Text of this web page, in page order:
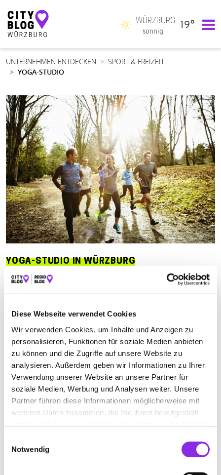
Diese Webseite verwendet Cookies
Wir verwenden Cookies, um Inhalte und Anzeigen zu
personalisieren, Funktionen für soziale Medien anbieten
zu können und die Zugriffe auf unsere Website zu
analysieren. Außerdem geben wir Informationen zu Ihrer
Verwendung unserer Website an unsere Partner für
soziale Medien, Werbung und Analysen weiter. Unsere
Partner führen diese Informationen möglicherweise mit
weiteren Daten zusammen, die Sie ihnen bereitgestellt
Notwendig
Hauptnavigation
WÜRZBURG
sonnig
19°
UNTERNEHMEN ENTDECKEN
SPORT & FREIZEIT
YOGA-STUDIO
YOGA-STUDIO IN WÜRZBURG
Suchen nach
Finden
ALLE WÜRZBURG ZELL A MAIN
SANDRA MED-SCHMITT
Petrinistraße 23| 97080 Würzburg DE
www.sameschyoga.de